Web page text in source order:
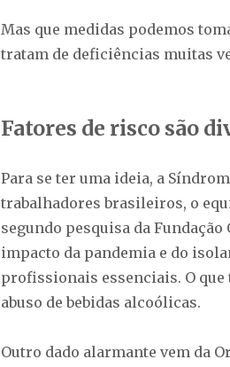
Mas que medidas podemos
tratam de deficiências muitas
Fatores de risco são
Para se ter uma ideia, a
trabalhadores brasileiros, o
segundo pesquisa da
impacto da pandemia e do
profissionais essenciais. O que
abuso de bebidas alcoólicas.
Outro dado alarmante vem da